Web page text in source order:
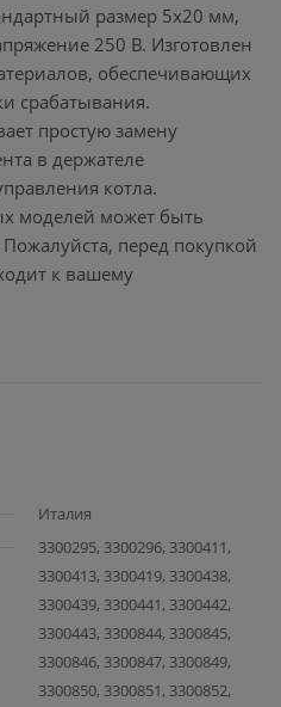
размер 5x20 мм,
250 В. Изготовлен
обеспечивающих
срабатывания.
простую замену
в держателе
котла.
моделей может быть
перед покупкой
к вашему
Италия
3300295, 3300296, 3300411,
3300413, 3300419, 3300438,
3300439, 3300441, 3300442,
3300443, 3300844, 3300845,
3300846, 3300847, 3300849,
3300850, 3300851, 3300852,